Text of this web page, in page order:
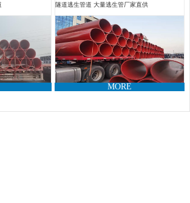
隧道逃生管道 大量逃生管厂家直供
MORE